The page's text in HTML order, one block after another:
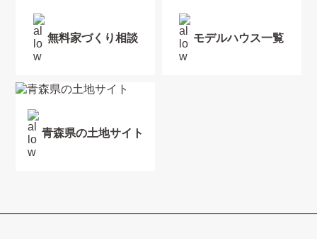
無料家づくり相談 モデルハウス一覧
青森県の土地サイト